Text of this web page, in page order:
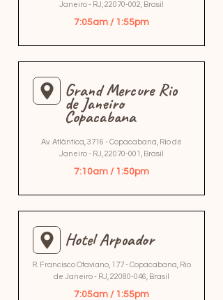
Janeiro - RJ, 22070-002 , Brasil
7:05am / 1:55pm
Grand Mercure Rio
de Janeiro
Copacabana
Av. Atlântica, 3716 - Copacabana, Rio de
Janeiro - RJ, 22070-001 , Brasil
7:10am / 1:50pm
Hotel Arpoador
R. Francisco Otaviano, 177 - Copacabana, Rio
de Janeiro - RJ, 22080-046 , Brasil
7:05am / 1:55pm